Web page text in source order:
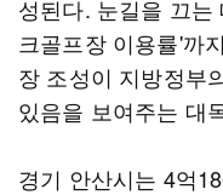
성된다. 눈길을 끄는
크골프장 이용률'까
장 조성이 지방정부
있음을 보여주는 대
경기 안산시는 4억